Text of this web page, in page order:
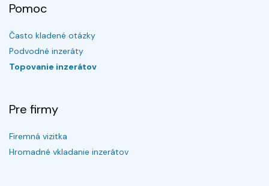
Pomoc
Často kladené otázky
Podvodné inzeráty
Topovanie inzerátov
Pre firmy
Firemná vizitka
Hromadné vkladanie inzerátov